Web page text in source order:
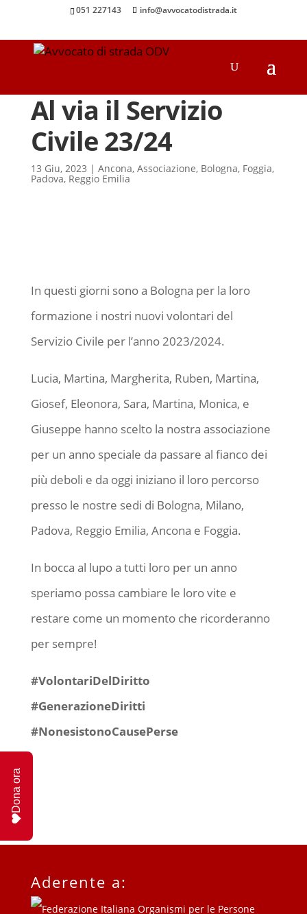
051 227143 info@avvocatodistrada.it
Al via il Servizio
Civile 23/24
13 Giu, 2023 | Ancona, Associazione, Bologna, Foggia,
Padova, Reggio Emilia
In questi giorni sono a Bologna per la loro
formazione i nostri nuovi volontari del
Servizio Civile per l’anno 2023/2024.
Lucia, Martina, Margherita, Ruben, Martina,
Giosef, Eleonora, Sara, Martina, Monica, e
Giuseppe hanno scelto la nostra associazione
per un anno speciale da passare al fianco dei
più deboli e da oggi iniziano il loro percorso
presso le nostre sedi di Bologna, Milano,
Padova, Reggio Emilia, Ancona e Foggia.
In bocca al lupo a tutti loro per un anno
speriamo possa cambiare le loro vite e
restare come un momento che ricorderanno
per sempre!
#VolontariDelDiritto
#GenerazioneDiritti
#NonesistonoCausePerse
Aderente a:
Dona ora